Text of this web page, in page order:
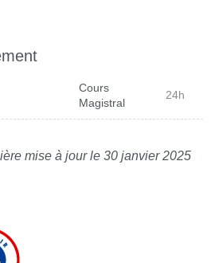
Cours
Magistral
24h
mise à jour le 30 janvier 2025